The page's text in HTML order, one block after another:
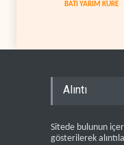
BATI YARIM KÜRE
Alıntı
Sitede bulunun
gösterilerek